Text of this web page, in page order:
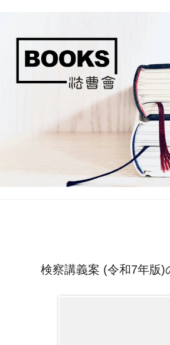
検察講義案 (令和7年版)